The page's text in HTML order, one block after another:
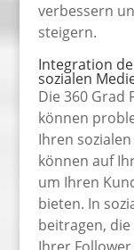
verbessern
steigern.
Integration
sozialen
Die 360 Grad
können
Ihren
können auf
um Ihren
bieten. In
beitragen,